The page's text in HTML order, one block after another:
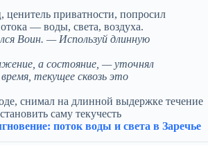
ценитель приватности, попросил
— воды, света, воздуха.
Воин. — Используй длинную
а состояние, — уточнял
текущее сквозь это
снимал на длинной выдержке течение
саму текучесть
поток воды и света в Заречье